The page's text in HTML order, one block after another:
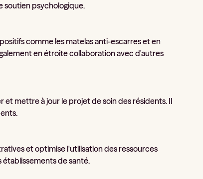
soutien psychologique.
comme les matelas anti-escarres et en
en étroite collaboration avec d'autres
mettre à jour le projet de soin des résidents. Il
et optimise l'utilisation des ressources
de santé.